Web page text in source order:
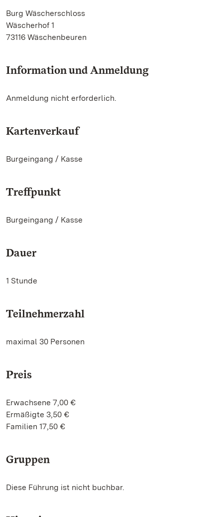
Burg Wäscherschloss
Wäscherhof 1
73116 Wäschenbeuren
Information und Anmeldung
Anmeldung nicht erforderlich.
Kartenverkauf
Burgeingang / Kasse
Treffpunkt
Burgeingang / Kasse
Dauer
1 Stunde
Teilnehmerzahl
maximal 30 Personen
Preis
Erwachsene 7,00 €
Ermäßigte 3,50 €
Familien 17,50 €
Gruppen
Diese Führung ist nicht buchbar.